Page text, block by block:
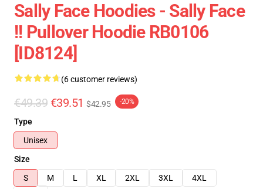
Sally Face Hoodies - Sally Face
!! Pullover Hoodie RB0106
[ID8124]
(6 customer reviews)
€49.39 €39.51 $42.95 -20%
Type
Unisex
Size
S
M L XL 2XL 3XL
4XL